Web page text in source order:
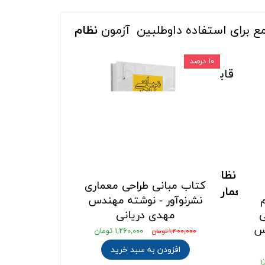
برای استفاده داوطلبین آزمون نظام
و قابلیت ارسال رایگان به سراسر
نظام مهندسی کشور
معماری گرایش طراحی، در این
کتاب مبانی طراحی معماری
نشرنوآور - نوشته مهندس
مهدی دریانی
۱,۴۰۰,۰۰۰ تومان ۱,۲۶۰,۰۰۰ تومان
افزودن به سبد خرید
۱۰ درصد